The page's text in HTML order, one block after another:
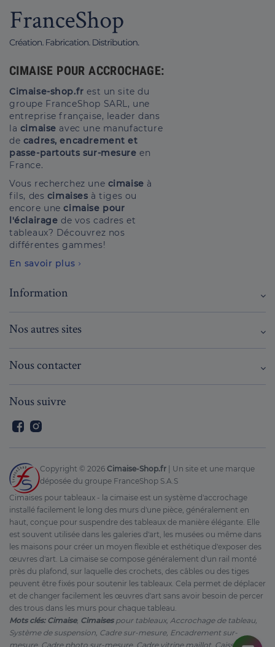
CIMAISE POUR ACCROCHAGE:
Cimaise-shop.fr est un site du
groupe FranceShop SARL, une
entreprise française, leader dans
la cimaise avec une manufacture
de cadres, encadrement et
passe-partouts sur-mesure en
France.
Vous recherchez une cimaise à
fils, des cimaises à tiges ou
encore unecimaise pour
l'éclairage de vos cadres et
tableaux? Découvrez nos
différentes gammes!
En savoir plus
Information
Nos autres sites
Nous contacter
Nous suivre
Facebook
Copyright © 2026 Cimaise-Shop.fr | Un site et une marque
déposée du groupe FranceShop S.A.S
Cimaises pour tableaux - la cimaise est un système d'accrochage
installé facilement le long des murs d'une pièce, généralement en
haut, conçue pour suspendre des tableaux de manière élégante. Elle
est souvent utilisée dans les galeries d'art, les musées ou même dans
les maisons pour créer un moyen flexible et esthétique d'exposer des
œuvres d'art. La cimaise se compose généralement d'un rail monté
près du plafond, sur laquelle des crochets, des câbles ou des tiges
peuvent être fixés pour soutenir les tableaux. Cela permet de déplacer
et de changer facilement les œuvres d'art sans avoir besoin de percer
des trous dans les murs pour chaque tableau.
Mots clés: Cimaise, Cimaisespour tableaux, Accrochage de tableau,
Système de suspension, Cadre sur-mesure, Encadrement sur-
mesure, Cadre photo sur-mesure, Cadre vitrine maillot, Caisse